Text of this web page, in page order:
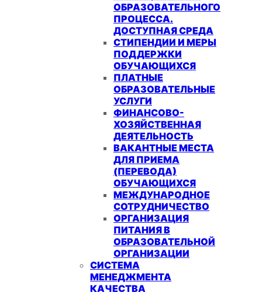
ОБРАЗОВАТЕЛЬНОГО
ПРОЦЕССА.
ДОСТУПНАЯ СРЕДА
СТИПЕНДИИ И МЕРЫ
ПОДДЕРЖКИ
ОБУЧАЮЩИХСЯ
ПЛАТНЫЕ
ОБРАЗОВАТЕЛЬНЫЕ
УСЛУГИ
ФИНАНСОВО-
ХОЗЯЙСТВЕННАЯ
ДЕЯТЕЛЬНОСТЬ
ВАКАНТНЫЕ МЕСТА
ДЛЯ ПРИЕМА
(ПЕРЕВОДА)
ОБУЧАЮЩИХСЯ
МЕЖДУНАРОДНОЕ
СОТРУДНИЧЕСТВО
ОРГАНИЗАЦИЯ
ПИТАНИЯ В
ОБРАЗОВАТЕЛЬНОЙ
ОРГАНИЗАЦИИ
СИСТЕМА
МЕНЕДЖМЕНТА
КАЧЕСТВА